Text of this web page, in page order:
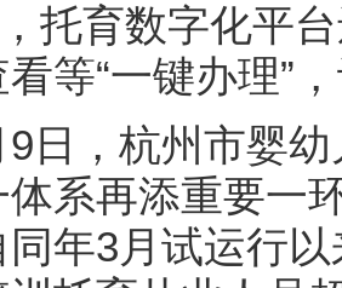
，托育数字化平
等“一键办理”
日，杭州市婴
系再添重要一
年3月试运行